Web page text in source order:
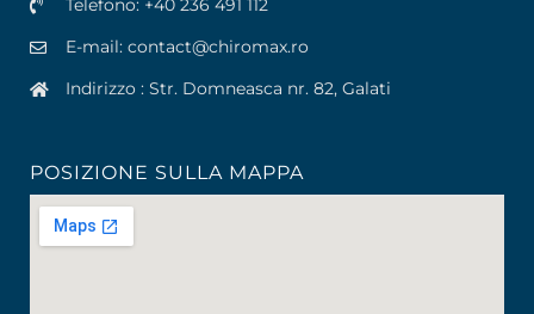
Telefono: +40 236 491 112
E-mail: contact@chiromax.ro
Indirizzo : Str. Domneasca nr. 82, Galati
POSIZIONE SULLA MAPPA